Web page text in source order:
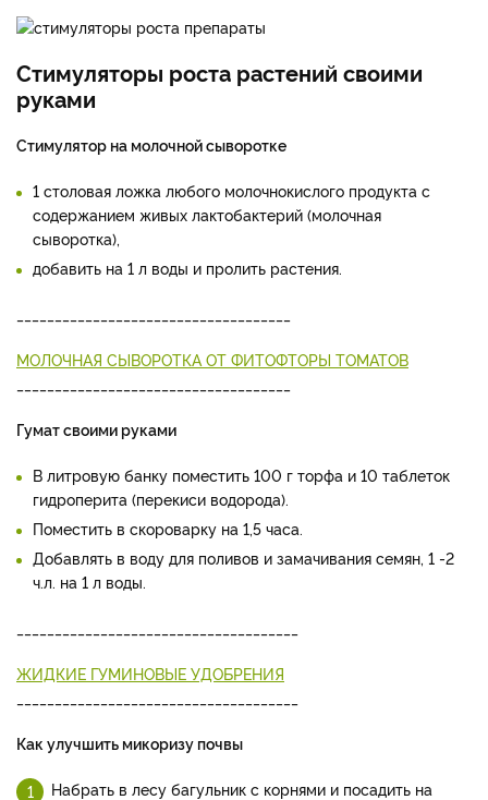
Стимуляторы роста растений своими
руками
Стимулятор на молочной сыворотке
1 столовая ложка любого молочнокислого продукта с
содержанием живых лактобактерий (молочная
сыворотка),
добавить на 1 л воды и пролить растения.
МОЛОЧНАЯ СЫВОРОТКА ОТ ФИТОФТОРЫ ТОМАТОВ
Гумат своими руками
В литровую банку поместить 100 г торфа и 10 таблеток
гидроперита (перекиси водорода).
Поместить в скороварку на 1,5 часа.
Добавлять в воду для поливов и замачивания семян, 1 -2
ч.л. на 1 л воды.
ЖИДКИЕ ГУМИНОВЫЕ УДОБРЕНИЯ
Как улучшить микоризу почвы
Набрать в лесу багульник с корнями и посадить на